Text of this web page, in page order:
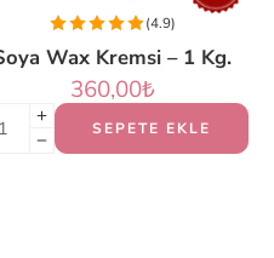
Wax Kremsi – 1 Kg.
(4.9)
360,00₺
SEPETE EKLE